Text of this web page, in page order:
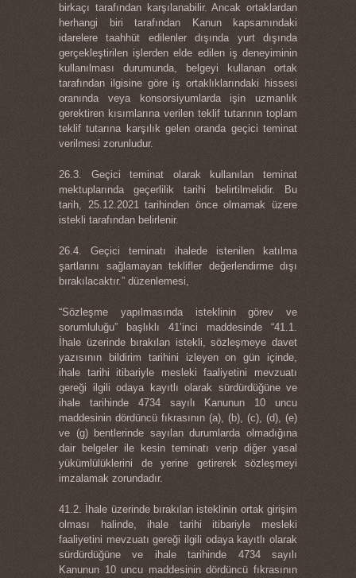
birkaçı tarafından karşılanabilir. Ancak ortaklardan
herhangi biri tarafından Kanun kapsamındaki
idarelere taahhüt edilenler dışında yurt dışında
gerçekleştirilen işlerden elde edilen iş deneyiminin
kullanılması durumunda, belgeyi kullanan ortak
tarafından ilgisine göre iş ortaklıklarındaki hissesi
oranında veya konsorsiyumlarda işin uzmanlık
gerektiren kısımlarına verilen teklif tutarının toplam
teklif tutarına karşılık gelen oranda geçici teminat
verilmesi zorunludur.
26.3. Geçici teminat olarak kullanılan teminat
mektuplarında geçerlilik tarihi belirtilmelidir. Bu
tarih, 25.12.2021 tarihinden önce olmamak üzere
istekli tarafından belirlenir.
26.4. Geçici teminatı ihalede istenilen katılma
şartlarını sağlamayan teklifler değerlendirme dışı
bırakılacaktır.” düzenlemesi,
“Sözleşme yapılmasında isteklinin görev ve
sorumluluğu” başlıklı 41’inci maddesinde “41.1.
İhale üzerinde bırakılan istekli, sözleşmeye davet
yazısının bildirim tarihini izleyen on gün içinde,
ihale tarihi itibariyle mesleki faaliyetini mevzuatı
gereği ilgili odaya kayıtlı olarak sürdürdüğüne ve
ihale tarihinde 4734 sayılı Kanunun 10 uncu
maddesinin dördüncü fıkrasının (a), (b), (c), (d), (e)
ve (g) bentlerinde sayılan durumlarda olmadığına
dair belgeler ile kesin teminatı verip diğer yasal
yükümlülüklerini de yerine getirerek sözleşmeyi
imzalamak zorundadır.
41.2. İhale üzerinde bırakılan isteklinin ortak girişim
olması halinde, ihale tarihi itibariyle mesleki
faaliyetini mevzuatı gereği ilgili odaya kayıtlı olarak
sürdürdüğüne ve ihale tarihinde 4734 sayılı
Kanunun 10 uncu maddesinin dördüncü fıkrasının